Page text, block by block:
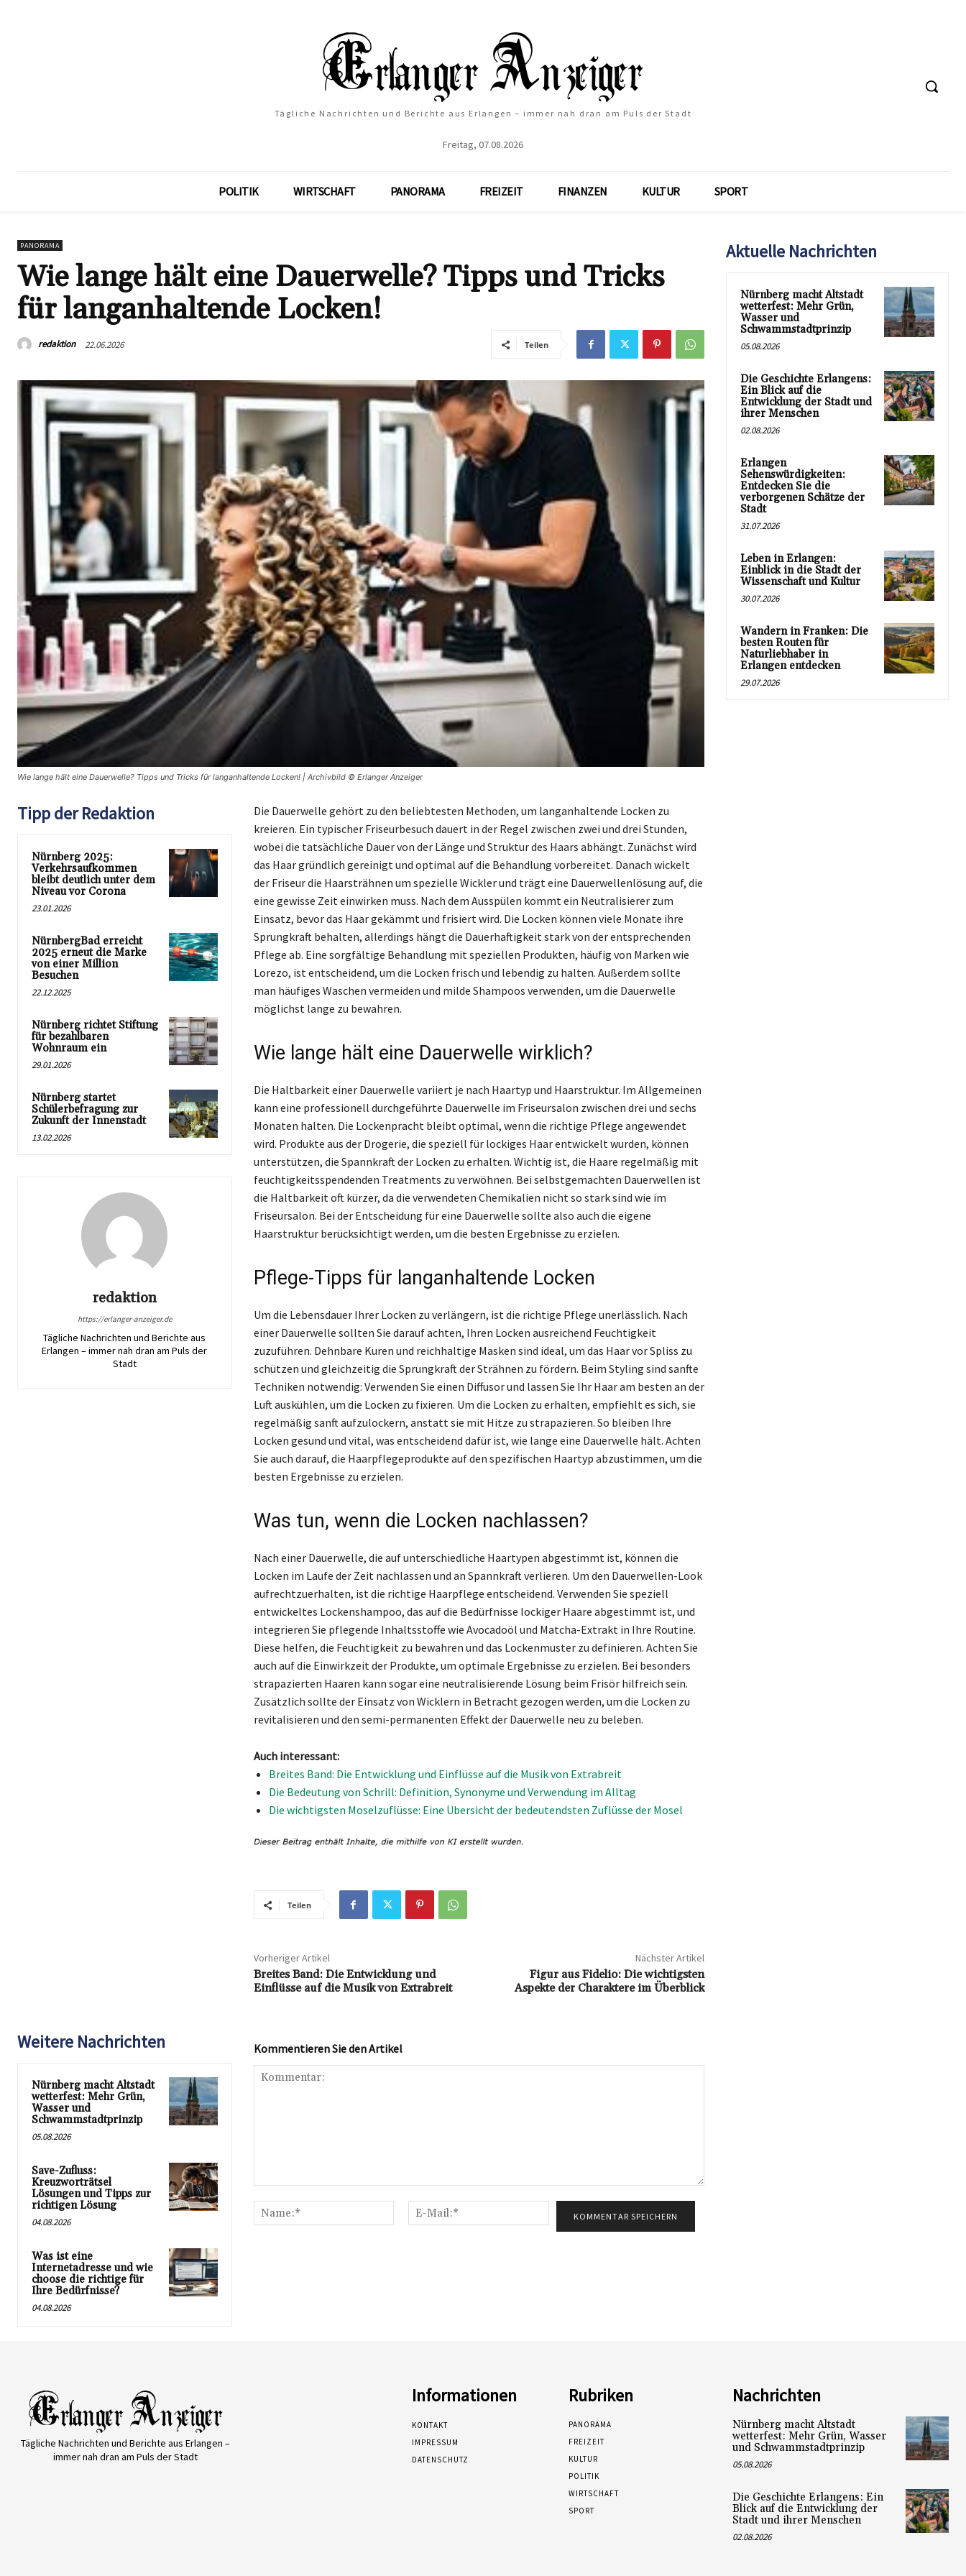
Tägliche Nachrichten und Berichte aus Erlangen – immer nah dran am Puls der Stadt
Freitag, 07.08.2026
POLITIK WIRTSCHAFT PANORAMA FREIZEIT FINANZEN KULTUR SPORT
PANORAMA
Wie lange hält eine Dauerwelle? Tipps und Tricks
für langanhaltende Locken!
redaktion 22.06.2026 Teilen
Wie lange hält eine Dauerwelle? Tipps und Tricks für langanhaltende Locken! | Archivbild © Erlanger Anzeiger
Tipp der Redaktion
Nürnberg 2025:
Verkehrsaufkommen
bleibt deutlich unter dem
Niveau vor Corona
23.01.2026
NürnbergBad erreicht
2025 erneut die Marke
von einer Million
Besuchen
22.12.2025
Nürnberg richtet Stiftung
für bezahlbaren
Wohnraum ein
29.01.2026
Nürnberg startet
Schülerbefragung zur
Zukunft der Innenstadt
13.02.2026
redaktion
https://erlanger-anzeiger.de
Tägliche Nachrichten und Berichte aus
Erlangen – immer nah dran am Puls der
Stadt
Die Dauerwelle gehört zu den beliebtesten Methoden, um langanhaltende Locken zu
kreieren. Ein typischer Friseurbesuch dauert in der Regel zwischen zwei und drei Stunden,
wobei die tatsächliche Dauer von der Länge und Struktur des Haars abhängt. Zunächst wird
das Haar gründlich gereinigt und optimal auf die Behandlung vorbereitet. Danach wickelt
der Friseur die Haarsträhnen um spezielle Wickler und trägt eine Dauerwellenlösung auf, die
eine gewisse Zeit einwirken muss. Nach dem Ausspülen kommt ein Neutralisierer zum
Einsatz, bevor das Haar gekämmt und frisiert wird. Die Locken können viele Monate ihre
Sprungkraft behalten, allerdings hängt die Dauerhaftigkeit stark von der entsprechenden
Pflege ab. Eine sorgfältige Behandlung mit speziellen Produkten, häufig von Marken wie
Lorezo, ist entscheidend, um die Locken frisch und lebendig zu halten. Außerdem sollte
man häufiges Waschen vermeiden und milde Shampoos verwenden, um die Dauerwelle
möglichst lange zu bewahren.
Wie lange hält eine Dauerwelle wirklich?
Die Haltbarkeit einer Dauerwelle variiert je nach Haartyp und Haarstruktur. Im Allgemeinen
kann eine professionell durchgeführte Dauerwelle im Friseursalon zwischen drei und sechs
Monaten halten. Die Lockenpracht bleibt optimal, wenn die richtige Pflege angewendet
wird. Produkte aus der Drogerie, die speziell für lockiges Haar entwickelt wurden, können
unterstützen, die Spannkraft der Locken zu erhalten. Wichtig ist, die Haare regelmäßig mit
feuchtigkeitsspendenden Treatments zu verwöhnen. Bei selbstgemachten Dauerwellen ist
die Haltbarkeit oft kürzer, da die verwendeten Chemikalien nicht so stark sind wie im
Friseursalon. Bei der Entscheidung für eine Dauerwelle sollte also auch die eigene
Haarstruktur berücksichtigt werden, um die besten Ergebnisse zu erzielen.
Pflege-Tipps für langanhaltende Locken
Um die Lebensdauer Ihrer Locken zu verlängern, ist die richtige Pflege unerlässlich. Nach
einer Dauerwelle sollten Sie darauf achten, Ihren Locken ausreichend Feuchtigkeit
zuzuführen. Dehnbare Kuren und reichhaltige Masken sind ideal, um das Haar vor Spliss zu
schützen und gleichzeitig die Sprungkraft der Strähnen zu fördern. Beim Styling sind sanfte
Techniken notwendig: Verwenden Sie einen Diffusor und lassen Sie Ihr Haar am besten an der
Luft auskühlen, um die Locken zu fixieren. Um die Locken zu erhalten, empfiehlt es sich, sie
regelmäßig sanft aufzulockern, anstatt sie mit Hitze zu strapazieren. So bleiben Ihre
Locken gesund und vital, was entscheidend dafür ist, wie lange eine Dauerwelle hält. Achten
Sie auch darauf, die Haarpflegeprodukte auf den spezifischen Haartyp abzustimmen, um die
besten Ergebnisse zu erzielen.
Was tun, wenn die Locken nachlassen?
Nach einer Dauerwelle, die auf unterschiedliche Haartypen abgestimmt ist, können die
Locken im Laufe der Zeit nachlassen und an Spannkraft verlieren. Um den Dauerwellen-Look
aufrechtzuerhalten, ist die richtige Haarpflege entscheidend. Verwenden Sie speziell
entwickeltes Lockenshampoo, das auf die Bedürfnisse lockiger Haare abgestimmt ist, und
integrieren Sie pflegende Inhaltsstoffe wie Avocadoöl und Matcha-Extrakt in Ihre Routine.
Diese helfen, die Feuchtigkeit zu bewahren und das Lockenmuster zu definieren. Achten Sie
auch auf die Einwirkzeit der Produkte, um optimale Ergebnisse zu erzielen. Bei besonders
strapazierten Haaren kann sogar eine neutralisierende Lösung beim Frisör hilfreich sein.
Zusätzlich sollte der Einsatz von Wicklern in Betracht gezogen werden, um die Locken zu
revitalisieren und den semi-permanenten Effekt der Dauerwelle neu zu beleben.
Auch interessant:
Breites Band: Die Entwicklung und Einflüsse auf die Musik von Extrabreit
Die Bedeutung von Schrill: Definition, Synonyme und Verwendung im Alltag
Die wichtigsten Moselzuflüsse: Eine Übersicht der bedeutendsten Zuflüsse der Mosel
Teilen
Vorheriger Artikel
Breites Band: Die Entwicklung und
Einflüsse auf die Musik von Extrabreit
Nächster Artikel
Figur aus Fidelio: Die wichtigsten
Aspekte der Charaktere im Überblick
Weitere Nachrichten
Nürnberg macht Altstadt
wetterfest: Mehr Grün,
Wasser und
Schwammstadtprinzip
05.08.2026
Save-Zufluss:
Kreuzworträtsel
Lösungen und Tipps zur
richtigen Lösung
04.08.2026
Was ist eine
Internetadresse und wie
choose die richtige für
Ihre Bedürfnisse?
04.08.2026
Kommentieren Sie den Artikel
Name:*
Mail:*
Aktuelle Nachrichten
Nürnberg macht Altstadt
wetterfest: Mehr Grün,
Wasser und
Schwammstadtprinzip
05.08.2026
Die Geschichte Erlangens:
Ein Blick auf die
Entwicklung der Stadt und
ihrer Menschen
02.08.2026
Erlangen
Sehenswürdigkeiten:
Entdecken Sie die
verborgenen Schätze der
Stadt
31.07.2026
Leben in Erlangen:
Einblick in die Stadt der
Wissenschaft und Kultur
30.07.2026
Wandern in Franken: Die
besten Routen für
Naturliebhaber in
Erlangen entdecken
29.07.2026
Tägliche Nachrichten und Berichte aus Erlangen –
immer nah dran am Puls der Stadt
Informationen
KONTAKT
IMPRESSUM
DATENSCHUTZ
Rubriken
PANORAMA
FREIZEIT
KULTUR
POLITIK
WIRTSCHAFT
SPORT
Nachrichten
Nürnberg macht Altstadt
wetterfest: Mehr Grün, Wasser
und Schwammstadtprinzip
05.08.2026
Die Geschichte Erlangens: Ein
Blick auf die Entwicklung der
Stadt und ihrer Menschen
02.08.2026